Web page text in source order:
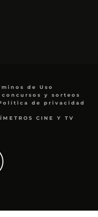
de Uso
y sorteos
de privacidad
CINE Y TV